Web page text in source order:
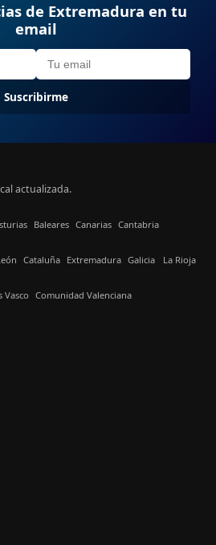
de Extremadura en tu
email
Suscribirme
actualizada.
Baleares Canarias Cantabria
Cataluña Extremadura Galicia La Rioja
Vasco Comunidad Valenciana